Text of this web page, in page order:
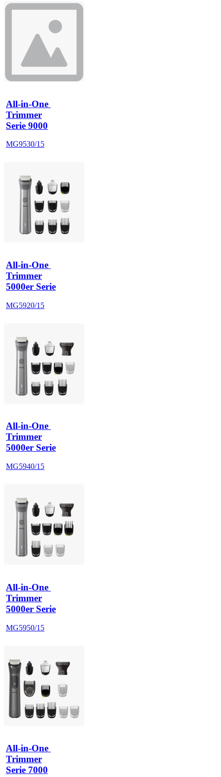
All-in-One
Trimmer
Serie 9000
MG9530/15
All-in-One
Trimmer
5000er Serie
MG5920/15
All-in-One
Trimmer
5000er Serie
MG5940/15
All-in-One
Trimmer
5000er Serie
MG5950/15
All-in-One
Trimmer
Serie 7000